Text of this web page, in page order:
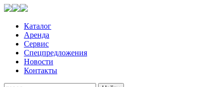
Каталог
Аренда
Сервис
Спецпредложения
Новости
Контакты